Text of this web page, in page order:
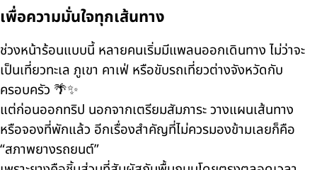
เพื่อความมั่นใจทุกเส้นทาง
ช่วงหน้าร้อนแบบนี้ หลายคนเริ่มมีแพลนออกเดินทาง ไม่ว่าจะ
เป็นเที่ยวทะเล ภูเขา คาเฟ่ หรือขับรถเที่ยวต่างจังหวัดกับ
ครอบครัว 🌴✨
แต่ก่อนออกทริป นอกจากเตรียมสัมภาระ วางแผนเส้นทาง
หรือจองที่พักแล้ว อีกเรื่องสำคัญที่ไม่ควรมองข้ามเลยก็คือ
“สภาพยางรถยนต์”